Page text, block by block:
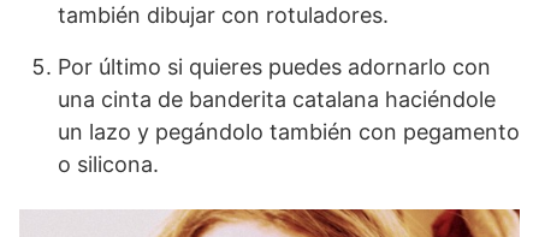
también dibujar con rotuladores.
Por último si quieres puedes adornarlo con
una cinta de banderita catalana haciéndole
un lazo y pegándolo también con pegamento
o silicona.